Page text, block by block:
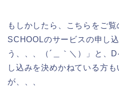
もしかしたら、こちらをご
SCHOOLのサービスの申し
う、、、（´＿｀＼）」と、
し込みを決めかねている方
が、、、